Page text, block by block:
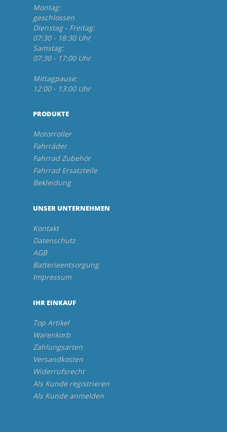
Montag:
geschlossen
Dienstag - Freitag:
07:30 - 18:30 Uhr
Samstag:
07:30 - 17:00 Uhr
Mittagpause:
12:00 - 13:00 Uhr
PRODUKTE
Motorroller
Fahrräder
Fahrrad Zubehör
Fahrrad Ersatzteile
Bekleidung
UNSER UNTERNEHMEN
Kontakt
Datenschutz
AGB
Batterieentsorgung
Impressum
IHR EINKAUF
Top Artikel
Warenkorb
Zahlungsarten
Versandkosten
Widerrufsrecht
Als Kunde registrieren
Als Kunde anmelden